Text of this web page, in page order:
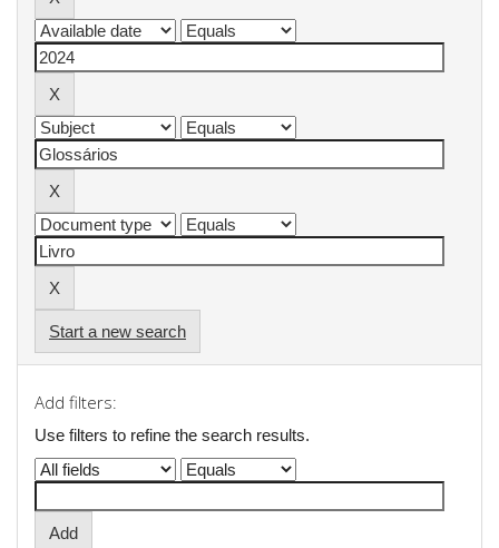
Start a new search
Add filters:
Use filters to refine the search results.